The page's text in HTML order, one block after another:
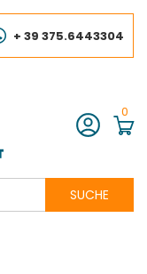
+ 39 375.6443304
0
SUCHE